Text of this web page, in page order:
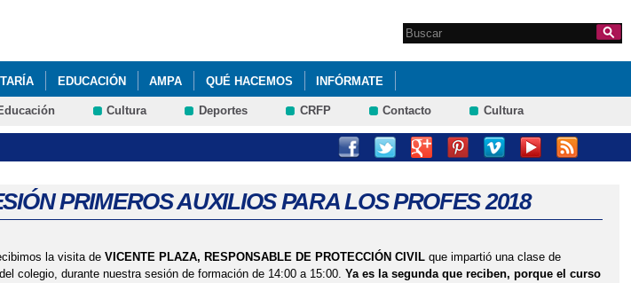
Formulario de
Search this site
EDUCACIÓN AMPA QUÉ HACEMOS INFÓRMATE
1 Y 6º DE EDUCACIÓN PRIMARIA. MAYO 2024.
ALEVÍN DE GUADALAJARA (EDUCACIÓN PRIMARIA). SEXTO DE PRIMARIA 2023.
STEAM: TALLER DE ROBÓTICA 6º PRIMARIA. IES CASTILLA ENERO 2023
Cultura Deportes CRFP Contacto Cultura
PRIMEROS AUXILIOS PARA LOS PROFES 2018
la visita de VICENTE PLAZA, RESPONSABLE DE PROTECCIÓN CIVIL que impartió una clase de
colegio, durante nuestra sesión de formación de 14:00 a 15:00. Ya es la segunda que reciben, porque el curso